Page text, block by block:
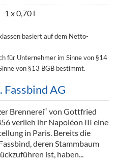
1 x 0,70 l
basiert auf dem Netto-
für Unternehmer im Sinne von §14
von §13 BGB bestimmt.
Fassbind AG
Brennerei“ von Gottfried
verlieh ihr Napoléon III eine
in Paris. Bereits die
deren Stammbaum
ist, haben...